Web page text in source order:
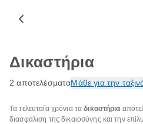
Δικαστήρια
2 αποτελέσματαΜάθε για την
Τα τελευταία χρόνια ταδικαστήρια
διασφάλιση της δικαιοσύνης και την